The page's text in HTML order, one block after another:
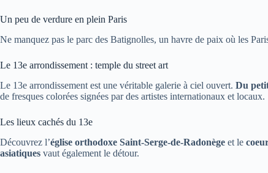
Un peu de verdure en plein Paris
Ne manquez pas le parc des Batignolles, un havre de paix où les
Le 13e arrondissement : temple du street art
Le 13e arrondissement est une véritable galerie à ciel ouvert. Du
de fresques colorées signées par des artistes internationaux et locaux.
Les lieux cachés du 13e
Découvrez l’église orthodoxe Saint-Serge-de-Radonège et le
asiatiques vaut également le détour.